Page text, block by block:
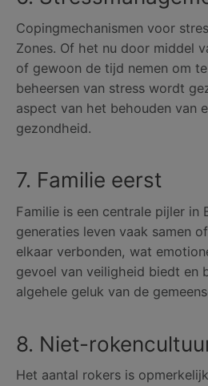
Copingmechanismen voor
Zones. Of het nu door middel
of gewoon de tijd nemen om
beheersen van stress wordt
aspect van het behouden van
gezondheid.
7. Familie eerst
Familie is een centrale pijler in
generaties leven vaak samen
elkaar verbonden, wat
gevoel van veiligheid biedt en
algehele geluk van de
8. Niet-
Het aantal rokers is